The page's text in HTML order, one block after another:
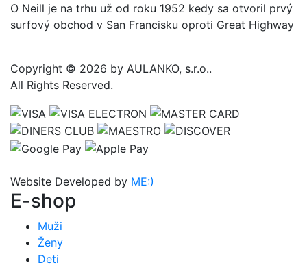
O Neill je na trhu už od roku 1952 kedy sa otvoril prvý
surfový obchod v San Francisku oproti Great Highway
Copyright © 2026 by AULANKO, s.r.o..
All Rights Reserved.
Website Developed by ME:)
E-shop
Muži
Ženy
Deti